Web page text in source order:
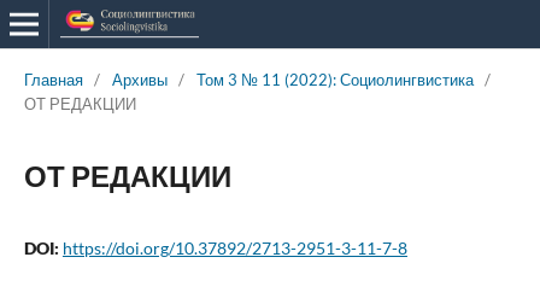
Главная / Архивы / Том 3 № 11 (2022): Социолингвистика /
ОТ РЕДАКЦИИ
ОТ РЕДАКЦИИ
DOI: https://doi.org/10.37892/2713-2951-3-11-7-8